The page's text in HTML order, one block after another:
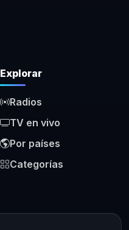
Explorar
Radios
TV en vivo
Por países
Categorías